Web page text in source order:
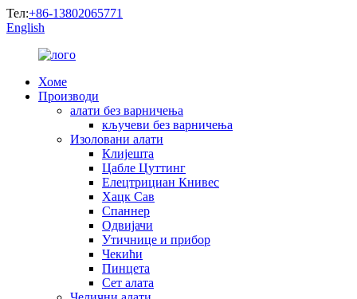
Тел:+86-13802065771
English
Хоме
Производи
алати без варничења
кључеви без варничења
Изоловани алати
Клијешта
Цабле Цуттинг
Елецтрициан Книвес
Хацк Сав
Спаннер
Одвијачи
Утичнице и прибор
Чекићи
Пинцета
Сет алата